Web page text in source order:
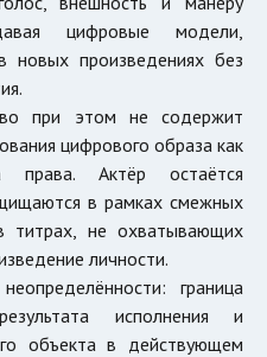
цифровые модели,
новых произведениях без
при этом не содержит
цифрового образа как
права. Актёр остаётся
в рамках смежных
не охватывающих
личности.
граница
исполнения и
объекта в действующем